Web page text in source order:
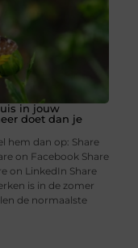
in jouw
doet dan je
hem dan op: Share
on Facebook Share
on LinkedIn Share
is in de zomer
de normaalste